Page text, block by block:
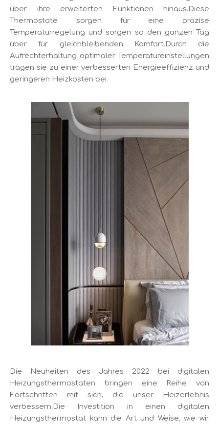
über ihre erweiterten Funktionen hinaus.Diese
Thermostate sorgen für eine präzise
Temperaturregelung und sorgen so den ganzen Tag
über für gleichbleibenden Komfort.Durch die
Aufrechterhaltung optimaler Temperatureinstellungen
tragen sie zu einer verbesserten Energieeffizienz und
geringeren Heizkosten bei.
Die Neuheiten des Jahres 2022 bei digitalen
Heizungsthermostaten bringen eine Reihe von
Fortschritten mit sich, die unser Heizerlebnis
verbessern.Die Investition in einen digitalen
Heizungsthermostat kann die Art und Weise, wie wir